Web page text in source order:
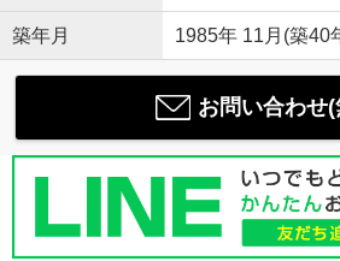
築年月 1985年 11月(築40
お問い合わせ(